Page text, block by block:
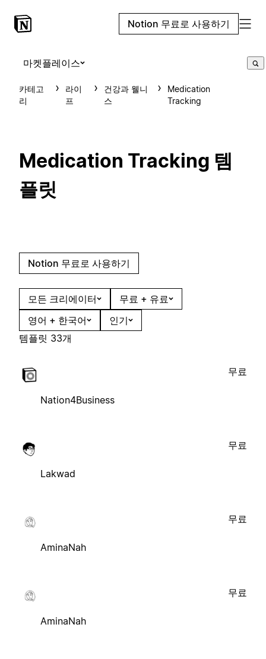
Notion 무료로 사용하기
마켓플레이스
카테고
리
라이
프
건강과 웰니
스
Medication
Tracking
Medication Tracking 템
플릿
Notion 무료로 사용하기
모든 크리에이터
무료 + 유료
영어 + 한국어
인기
템플릿 33개
Nation4Business
무료
Lakwad
무료
AminaNah
무료
AminaNah
무료